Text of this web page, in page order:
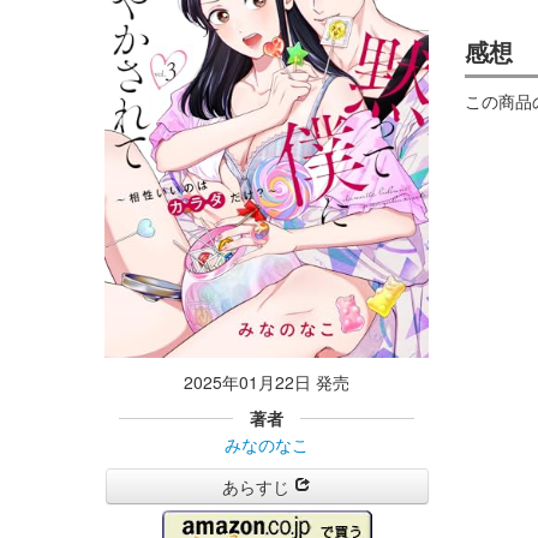
2025年01月22日 発売
著者
みなのなこ
あらすじ
感想
この商品